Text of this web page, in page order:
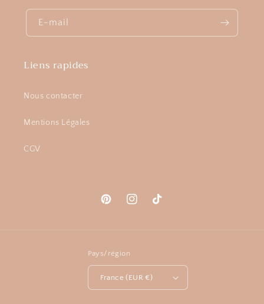
E-mail
Liens rapides
Nous contacter
Mentions Légales
CGV
PinterestInstagramTikTok
Pays/région
France (EUR €)